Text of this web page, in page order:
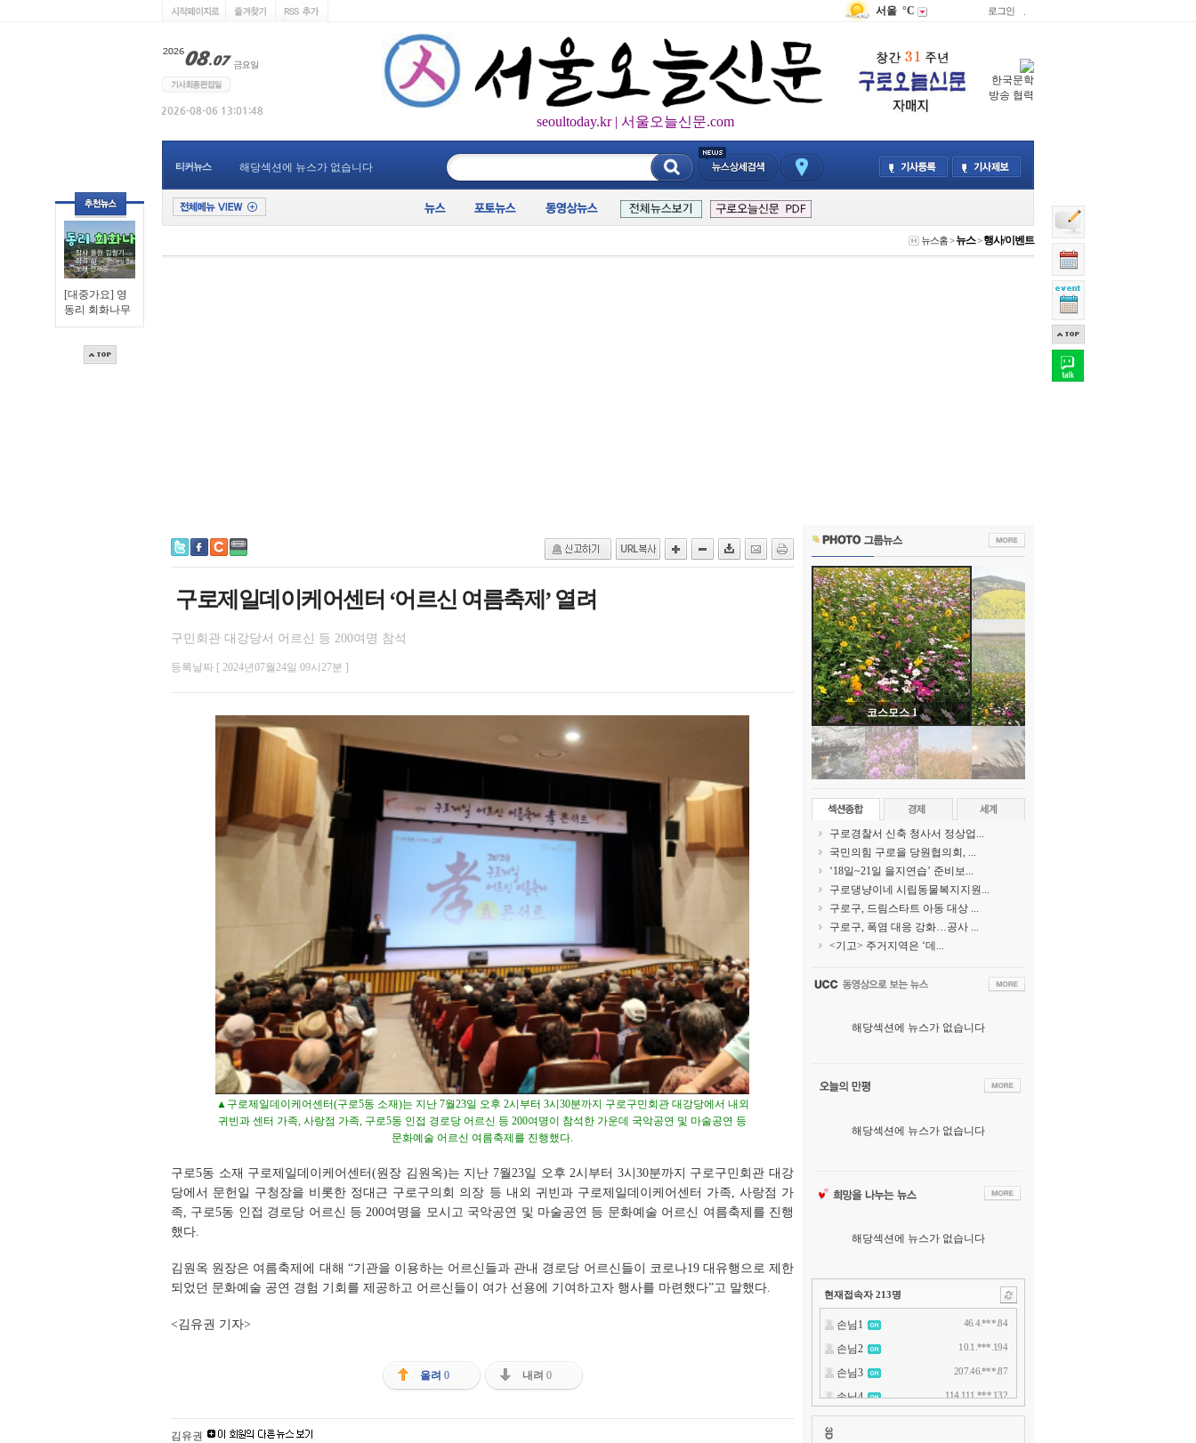
[대중가요] 영
동리 회화나무
서울 °C 로그인
seoultoday.kr | 서울오늘신문.com
한국문학
방송 협력
티커뉴스 해당섹션에 뉴스가 없습니다
뉴스홈>뉴스>행사/이벤트
구로제일데이케어센터 ‘어르신 여름축제’ 열려
구민회관 대강당서 어르신 등 200여명 참석
등록날짜 [ 2024년07월24일 09시27분 ]
▲구로제일데이케어센터(구로5동 소재)는 지난 7월23일 오후 2시부터 3시30분까지 구로구민회관 대강당에서 내외
귀빈과 센터 가족, 사랑점 가족, 구로5동 인접 경로당 어르신 등 200여명이 참석한 가운데 국악공연 및 마술공연 등
문화예술 어르신 여름축제를 진행했다.
구로5동 소재 구로제일데이케어센터(원장 김원옥)는 지난 7월23일 오후 2시부터 3시30분까지 구로구민회관 대강
당에서 문헌일 구청장을 비롯한 정대근 구로구의회 의장 등 내외 귀빈과 구로제일데이케어센터 가족, 사랑점 가
족, 구로5동 인접 경로당 어르신 등 200여명을 모시고 국악공연 및 마술공연 등 문화예술 어르신 여름축제를 진행
했다.
김원옥 원장은 여름축제에 대해 “기관을 이용하는 어르신들과 관내 경로당 어르신들이 코로나19 대유행으로 제한
되었던 문화예술 공연 경험 기회를 제공하고 어르신들이 여가 선용에 기여하고자 행사를 마련했다”고 말했다.
<김유권 기자>
올려 0 내려 0
김유권
코스모스 1
구로경찰서 신축 청사서 정상업...
국민의힘 구로을 당원협의회, ...
‘18일~21일 을지연습’ 준비보...
구로댕냥이네 시립동물복지지원...
구로구, 드림스타트 아동 대상 ...
구로구, 폭염 대응 강화…공사 ...
<기고> 주거지역은 ‘데...
해당섹션에 뉴스가 없습니다
해당섹션에 뉴스가 없습니다
해당섹션에 뉴스가 없습니다
현재접속자 213명